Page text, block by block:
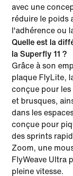
avec une
réduire le poids
l'adhérence ou
Quelle est la
la Superfly 11 ?
Grâce à son
plaque FlyLite,
conçue pour
et brusques,
dans les
conçue pour
des sprints
Zoom, une
FlyWeave Ultra
pleine vitesse.